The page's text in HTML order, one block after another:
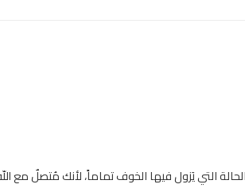
التي يَزول فيها الخوف تماماً، لأنك مُتصلٌ مع